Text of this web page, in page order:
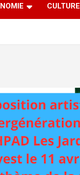
CULTURE